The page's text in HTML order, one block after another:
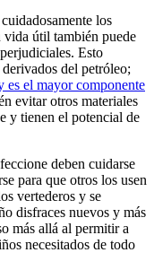
los
vida útil también puede
Esto
del petróleo;
es el mayor componente
evitar otros materiales
y tienen el potencial de
deben cuidarse
para que otros los usen
vertederos y se
disfraces nuevos y más
más allá al permitir a
necesitados de todo